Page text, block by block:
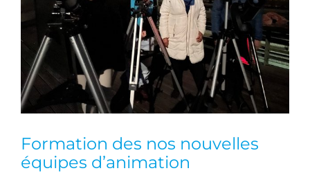
Formation des nos nouvelles
équipes d’animation